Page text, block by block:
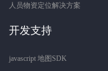
人员物资定位解决方案
开发支持
javascript 地图SDK